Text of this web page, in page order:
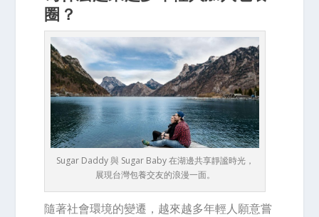
圈？
Sugar Daddy 與 Sugar Baby 在湖邊共享靜謐時光，
展現台灣包養交友的浪漫一面。
隨著社會環境的變遷，越來越多年輕人願意嘗